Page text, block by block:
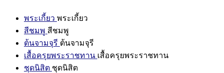
พระเกี้ยว พระเกี้ยว
สีชมพู สีชมพู
ต้นจามจุรี ต้นจามจุรี
เสื้อครุยพระราชทาน เสื้อครุยพระราชทาน
ชุดนิสิต ชุดนิสิต